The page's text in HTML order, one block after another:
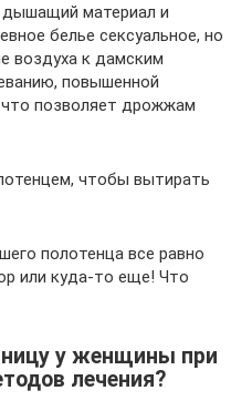
материал и
белье сексуальное, но
воздуха к дамским
повышенной
что позволяет дрожжам
чтобы вытирать
полотенца все равно
или куда-то еще! Что
у женщины при
лечения?